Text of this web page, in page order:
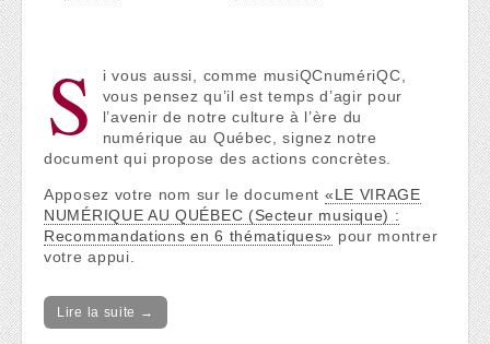
S
i vous aussi, comme musiQCnumériQC,
vous pensez qu’il est temps d’agir pour
l’avenir de notre culture à l’ère du
numérique au Québec, signez notre
document qui propose des actions concrètes.
Apposez votre nom sur le document «LE VIRAGE
NUMÉRIQUE AU QUÉBEC (Secteur musique) :
Recommandations en 6 thématiques» pour montrer
votre appui.
Lire la suite →